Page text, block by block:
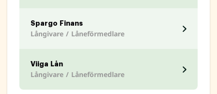
Spargo Finans
Långivare / Låneförmedlare
Viiga Lån
Långivare / Låneförmedlare